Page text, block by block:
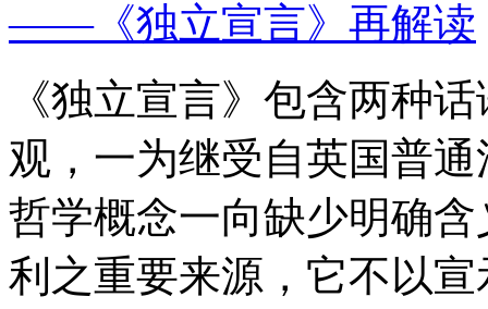
——《独立宣言》再解读
《独立宣言》包含两种
观，一为继受自英国普
哲学概念一向缺少明确
利之重要来源，它不以